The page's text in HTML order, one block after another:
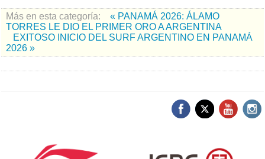
Más en esta categoría:
« PANAMÁ 2026: ÁLAMO
TORRES LE DIO EL PRIMER ORO A ARGENTINA
EXITOSO INICIO DEL SURF ARGENTINO EN PANAMÁ
2026 »